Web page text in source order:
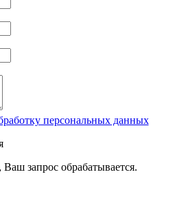
персональных данных
запрос обрабатывается.